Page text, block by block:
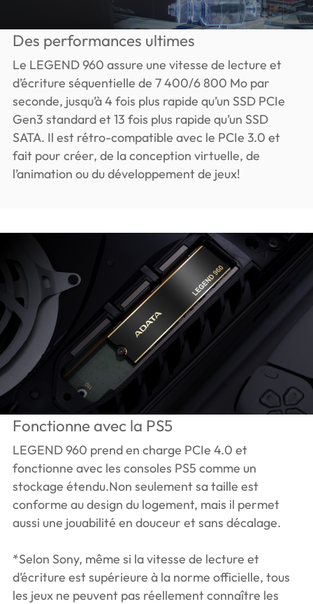
Des performances ultimes
Le LEGEND 960 assure une vitesse de lecture et
d’écriture séquentielle de 7 400/6 800 Mo par
seconde, jusqu’à 4 fois plus rapide qu’un SSD PCIe
Gen3 standard et 13 fois plus rapide qu’un SSD
SATA. Il est rétro-compatible avec le PCIe 3.0 et
fait pour créer, de la conception virtuelle, de
l’animation ou du développement de jeux!
Fonctionne avec la PS5
LEGEND 960 prend en charge PCIe 4.0 et
fonctionne avec les consoles PS5 comme un
stockage étendu.Non seulement sa taille est
conforme au design du logement, mais il permet
aussi une jouabilité en douceur et sans décalage.
*Selon Sony, même si la vitesse de lecture et
d’écriture est supérieure à la norme officielle, tous
les jeux ne peuvent pas réellement connaître les